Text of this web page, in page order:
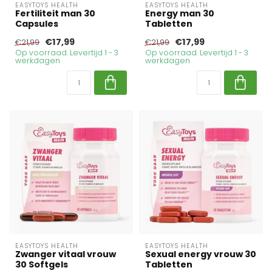
EASYTOYS HEALTH
Fertiliteit man 30
Capsules
€21,99 €17,99
Op voorraad. Levertijd 1 - 3
werkdagen
EASYTOYS HEALTH
Energy man 30
Tabletten
€21,99 €17,99
Op voorraad. Levertijd 1 - 3
werkdagen
EASYTOYS HEALTH
Zwanger vitaal vrouw
30 Softgels
EASYTOYS HEALTH
Sexual energy vrouw 30
Tabletten